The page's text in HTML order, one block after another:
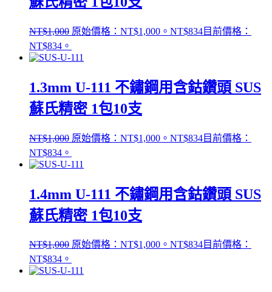
NT$1,000 原始價格：NT$1,000。 NT$834目前價格：
NT$834。
1.3mm U-111 不鏽鋼用含鈷鑽頭 SUS
蘇氏精密 1包10支
NT$1,000 原始價格：NT$1,000。 NT$834目前價格：
NT$834。
1.4mm U-111 不鏽鋼用含鈷鑽頭 SUS
蘇氏精密 1包10支
NT$1,000 原始價格：NT$1,000。 NT$834目前價格：
NT$834。